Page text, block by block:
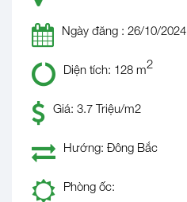
Ngày đăng : 26/10/2024
Diện tích: 128 m2
Giá: 3.7 Triệu/m2
Hướng: Đông Bắc
Phòng ốc: